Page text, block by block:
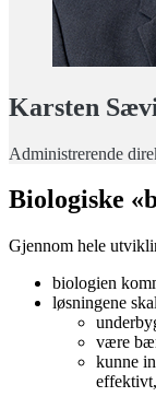
Karsten
Administrerende
Biologiske
Gjennom hele
biologien
løsningene
være
kunne